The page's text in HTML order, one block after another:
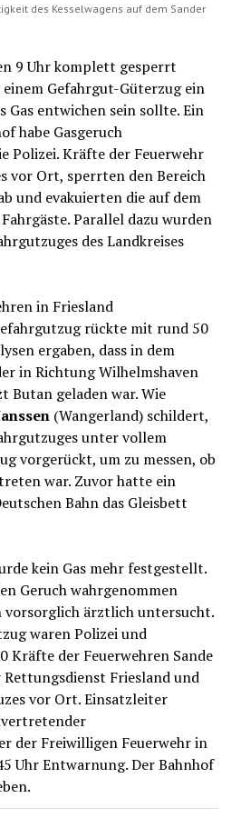
des Kesselwagens auf dem Sander
9 Uhr komplett gesperrt
Gefahrgut-Güterzug ein
Gas entwichen sein sollte. Ein
habe Gasgeruch
Polizei. Kräfte der Feuerwehr
vor Ort, sperrten den Bereich
und evakuierten die auf dem
Parallel dazu wurden
des Landkreises
in Friesland
rückte mit rund 50
ergaben, dass in dem
in Richtung Wilhelmshaven
Butan geladen war. Wie
(Wangerland) schildert,
unter vollem
vorgerückt, um zu messen, ob
war. Zuvor hatte ein
Bahn das Gleisbett
kein Gas mehr festgestellt.
Geruch wahrgenommen
vorsorglich ärztlich untersucht.
waren Polizei und
Kräfte der Feuerwehren Sande
Rettungsdienst Friesland und
vor Ort. Einsatzleiter
der Freiwilligen Feuerwehr in
Uhr Entwarnung. Der Bahnhof